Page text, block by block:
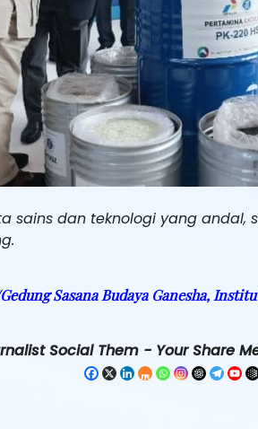
sains dan teknologi yang andal,
Sasana Budaya Ganesha,
Social Them - Your Share